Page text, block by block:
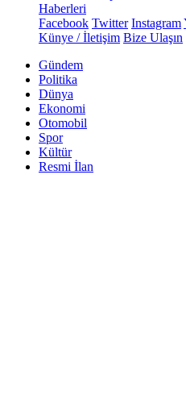
Haberleri
Facebook Twitter Instagram
Künye / İletişim Bize Ulaşın
Gündem
Politika
Dünya
Ekonomi
Otomobil
Spor
Kültür
Resmi İlan